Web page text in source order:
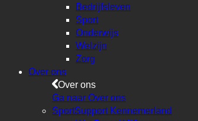
Bedrijfsleven
Sport
Onderwijs
Welzijn
Zorg
Over ons
Over ons
Ga naar Over ons
SportSupport Kennemerland